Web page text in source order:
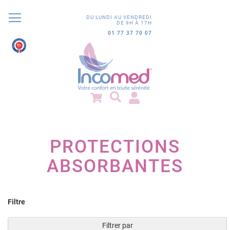
DU LUNDI AU VENDREDI
DE 9H À 17H
01 77 37 70 07
PROTECTIONS
ABSORBANTES
Filtre
Filtrer par
9.8/10
852 avis